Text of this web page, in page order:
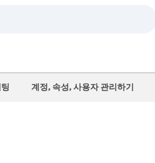
계정, 속성, 사용자 관리하기